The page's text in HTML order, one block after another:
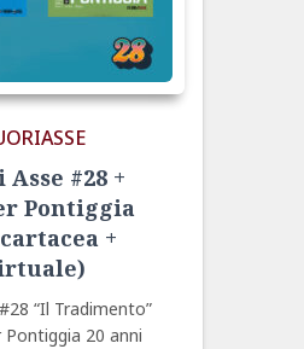
#28 +
Pontiggia
+
“Il Tradimento”
Pontiggia 20 anni